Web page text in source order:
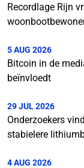
Recordlage Rijn
5 AUG 2026
Bitcoin in de
beïnvloedt
29 JUL 2026
Onderzoekers
stabielere
4 AUG 2026